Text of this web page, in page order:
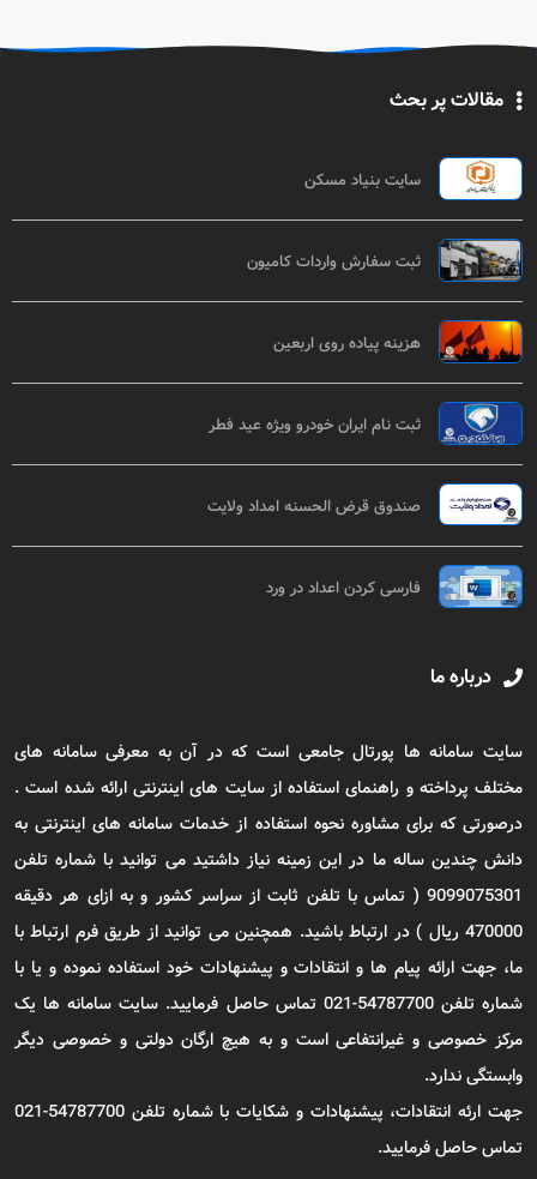
مقالات پر بحث
سایت بنیاد مسکن
ثبت سفارش واردات کامیون
هزینه پیاده روی اربعین
ثبت نام ایران خودرو ویژه عید فطر
صندوق قرض الحسنه امداد ولایت
فارسی کردن اعداد در ورد
درباره ما
سایت سامانه ها پورتال جامعی است که در آن به معرفی سامانه های
مختلف پرداخته و راهنمای استفاده از سایت های اینترنتی ارائه شده است .
درصورتی که برای مشاوره نحوه استفاده از خدمات سامانه های اینترنتی به
دانش چندین ساله ما در این زمینه نیاز داشتید می توانید با شماره تلفن
9099075301 ( تماس با تلفن ثابت از سراسر کشور و به ازای هر دقیقه
470000 ریال ) در ارتباط باشید. همچنین می توانید از طریق فرم ارتباط با
ما، جهت ارائه پیام ها و انتقادات و پیشنهادات خود استفاده نموده و یا با
شماره تلفن 54787700-021 تماس حاصل فرمایید. سایت سامانه ها یک
مرکز خصوصی و غیرانتفاعی است و به هیچ ارگان دولتی و خصوصی دیگر
وابستگی ندارد.
جهت ارئه انتقادات، پیشنهادات و شکایات با شماره تلفن 54787700-021
تماس حاصل فرمایید.